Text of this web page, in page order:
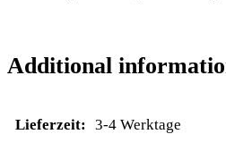
Additional
Lieferzeit: 3-4 Werktage